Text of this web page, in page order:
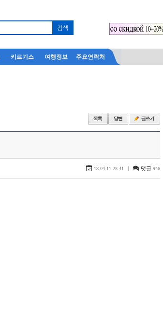
키르기스 여행정보 주요연락처
18-04-11 23:41 | 댓글 946